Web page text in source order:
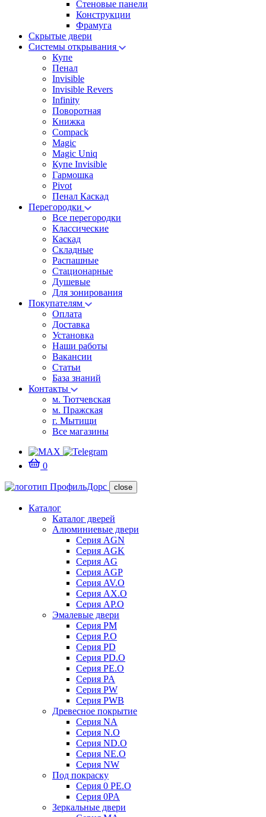
Стеновые панели
Конструкции
Фрамуга
Скрытые двери
Системы открывания
Купе
Пенал
Invisible
Invisible Revers
Infinity
Поворотная
Книжка
Compack
Magic
Magic Uniq
Купе Invisible
Гармошка
Pivot
Пенал Каскад
Перегородки
Все перегородки
Классические
Каскад
Складные
Распашные
Стационарные
Душевые
Для зонирования
Покупателям
Оплата
Доставка
Установка
Наши работы
Вакансии
Статьи
База знаний
Контакты
м. Тютчевская
м. Пражская
г. Мытищи
Все магазины
0
close
Каталог
Каталог дверей
Алюминиевые двери
Серия AGN
Серия AGK
Серия AG
Серия AGP
Серия AV.O
Серия AX.O
Серия AP.O
Эмалевые двери
Серия PM
Серия P.O
Серия PD
Серия PD.O
Серия PE.O
Серия PA
Серия PW
Серия PWB
Древесное покрытие
Серия NA
Серия N.O
Серия ND.O
Серия NE.O
Серия NW
Под покраску
Серия 0 PE.O
Серия 0PA
Зеркальные двери